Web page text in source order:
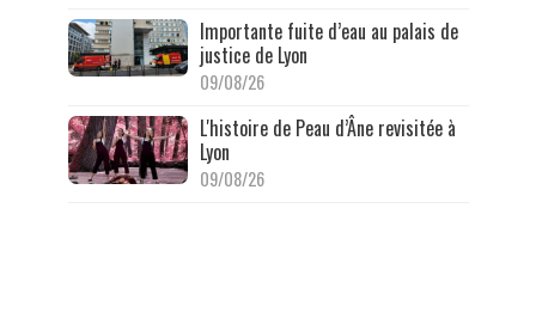
Importante fuite d’eau au palais de
justice de Lyon
09/08/26
L'histoire de Peau d’Âne revisitée à
Lyon
09/08/26